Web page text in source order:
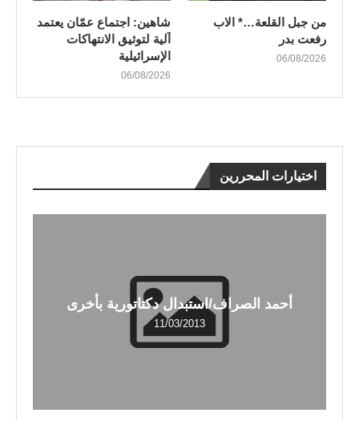
من جبل القلعة…* الاب
رفعت بدر
06/08/2026
شاهين: اجتماع عمّان يعتمد
آلية لتوثيق الانتهاكات
الإسرائيلية
06/08/2026
اختيارات المحررين
أحمد الصراف/استبدال دكتاتورية بأخرى
11/03/2013